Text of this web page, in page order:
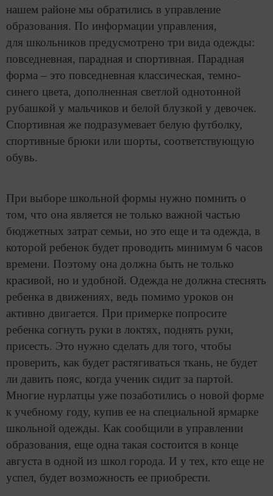
нашем районе мы обратились в управление
образования. По информации управления,
для школьников предусмотрено три вида одежды:
повседневная, парадная и спортивная. Парадная
форма – это повседневная классическая, темно-
синего цвета, дополненная светлой однотонной
рубашкой у мальчиков и белой блузкой у девочек.
Спортивная же подразумевает белую футболку,
спортивные брюки или шорты, соответствующую
обувь.
При выборе школьной формы нужно помнить о
том, что она является не только важной частью
бюджетных затрат семьи, но это еще и та одежда, в
которой ребенок будет проводить минимум 6 часов
времени. Поэтому она должна быть не только
красивой, но и удобной. Одежда не должна стеснять
ребенка в движениях, ведь помимо уроков он
активно двигается. При примерке попросите
ребенка согнуть руки в локтях, поднять руки,
присесть. Это нужно сделать для того, чтобы
проверить, как будет растягиваться ткань, не будет
ли давить пояс, когда ученик сидит за партой.
Многие нурлатцы уже позаботились о новой форме
к учебному году, купив ее на специальной ярмарке
школьной одежды. Как сообщили в управлении
образования, еще одна такая состоится в конце
августа в одной из школ города. И у тех, кто еще не
успел, будет возможность ее приобрести.